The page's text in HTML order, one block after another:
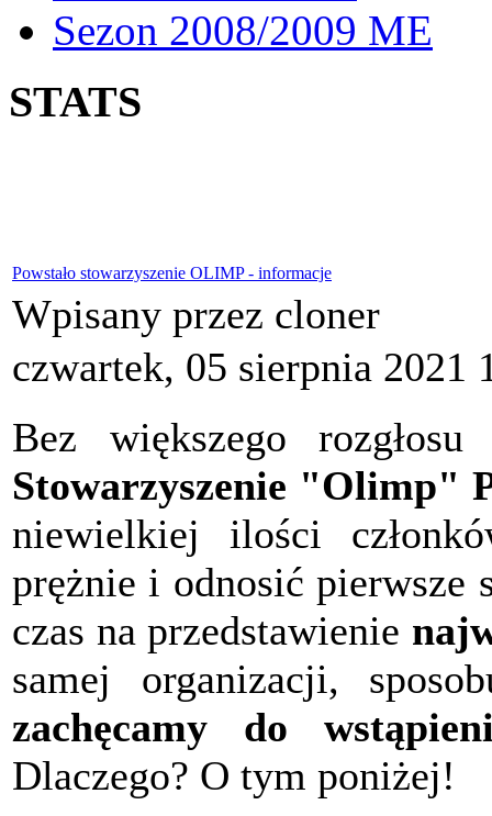
Sezon 2008/2009 ME
STATS
Powstało stowarzyszenie OLIMP - informacje
Wpisany przez cloner
czwartek, 05 sierpnia 2021
Bez większego
Stowarzyszenie "Olimp"
niewielkiej ilości
prężnie i odnosić pierwsze
czas na przedstawienie
samej organizacji,
zachęcamy do
Dlaczego? O tym poniżej!